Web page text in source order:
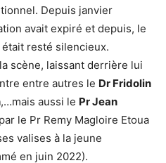
Depuis janvier
avait expiré et depuis, le
resté silencieux.
scène, laissant derrière lui
entre autres le Dr Fridolin
,…mais aussi le Pr Jean
le Pr Remy Magloire Etoua
valises à la jeune
en juin 2022).